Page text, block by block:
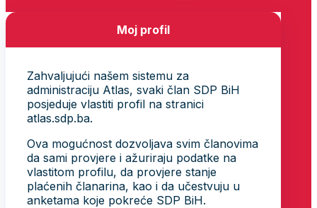
Moj profil
Zahvaljujući našem sistemu za
administraciju Atlas, svaki član SDP BiH
posjeduje vlastiti profil na stranici
atlas.sdp.ba.
Ova mogućnost dozvoljava svim članovima
da sami provjere i ažuriraju podatke na
vlastitom profilu, da provjere stanje
plaćenih članarina, kao i da učestvuju u
anketama koje pokreće SDP BiH.